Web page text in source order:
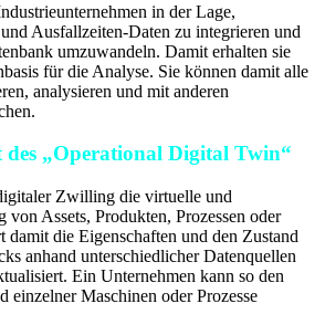
in der Lage,
Ausfallzeiten-Daten zu integrieren und
umzuwandeln. Damit erhalten sie
für die Analyse. Sie können damit alle
analysieren und mit anderen
des „Operational Digital Twin“
Zwilling die virtuelle und
von Assets, Produkten, Prozessen oder
damit die Eigenschaften und den Zustand
anhand unterschiedlicher Datenquellen
Ein Unternehmen kann so den
einzelner Maschinen oder Prozesse